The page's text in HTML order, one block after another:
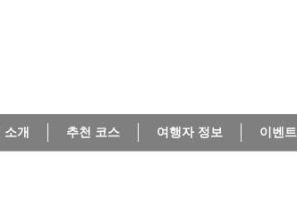
소개 추천 코스 여행자 정보 이벤트